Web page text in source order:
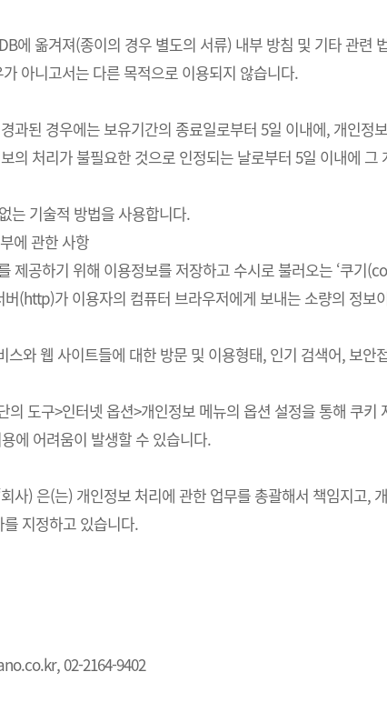
에 옮겨져(종이의 경우 별도의 서류) 내부 방침 및 기타 관련
아니고서는 다른 목적으로 이용되지 않습니다.
과된 경우에는 보유기간의 종료일로부터 5일 이내에, 개인정
의 처리가 불필요한 것으로 인정되는 날로부터 5일 이내에 그
는 기술적 방법을 사용합니다.
에 관한 사항
공하기 위해 이용정보를 저장하고 수시로 불러오는 ‘쿠기
(http)가 이용자의 컴퓨터 브라우저에게 보내는 소량의 정보
와 웹 사이트들에 대한 방문 및 이용형태, 인기 검색어, 보
의 도구>인터넷 옵션>개인정보 메뉴의 옵션 설정을 통해 쿠키
에 어려움이 발생할 수 있습니다.
사) 은(는) 개인정보 처리에 관한 업무를 총괄해서 책임지고,
지정하고 있습니다.
02-2164-9402